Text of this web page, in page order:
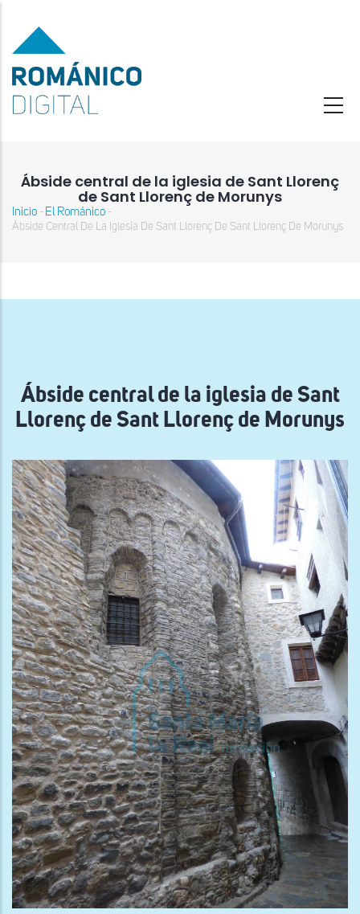
contenido
principal
Ábside central de la iglesia de Sant Llorenç
de Sant Llorenç de Morunys
Sobrescribir
ayuda
Inicio - El Románico -
Ábside Central De La Iglesia De Sant Llorenç De Sant Llorenç De Morunys
Ábside central de la iglesia de Sant
Llorenç de Sant Llorenç de Morunys